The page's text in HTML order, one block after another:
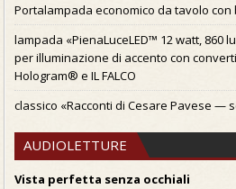
Portalampada economico da tavolo
lampada «PienaLuceLED™ 12 watt, 860
per illuminazione di accento con
Hologram® e IL FALCO
classico «Racconti di Cesare Pavese —
AUDIOLETTURE
Vista perfetta senza occhiali